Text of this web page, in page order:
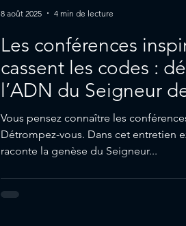
Les conférences
cassent les codes :
l’ADN du Seigneur
Vous pensez connaître les
Détrompez-vous. Dans cet entretien
raconte la genèse du Seigneur...
8 août 2025 4 min de lecture